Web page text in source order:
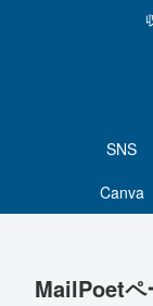
SNS
Canva
MailPoetペ